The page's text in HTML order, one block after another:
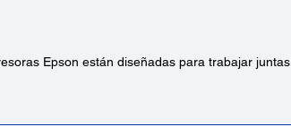
Epson están diseñadas para trabajar juntas